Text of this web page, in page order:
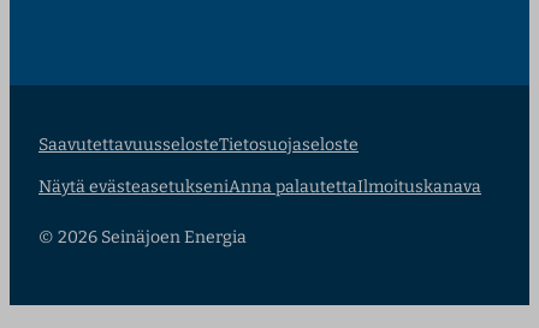
SaavutettavuusselosteTietosuojaseloste
Näytä evästeasetukseniAnna palautettaIlmoituskanava
© 2026 Seinäjoen Energia